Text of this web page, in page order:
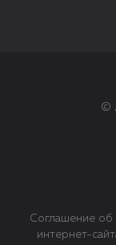
©
Соглашение об
интернет-